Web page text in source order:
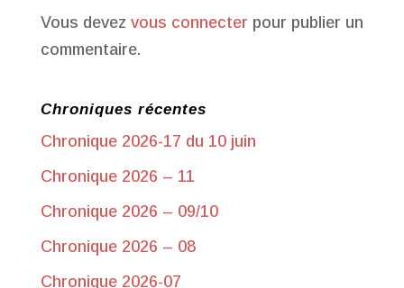
Vous devez vous connecter pour publier un
commentaire.
Chroniques récentes
Chronique 2026-17 du 10 juin
Chronique 2026 – 11
Chronique 2026 – 09/10
Chronique 2026 – 08
Chronique 2026-07